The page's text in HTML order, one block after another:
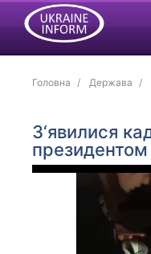
Головна Держава
З‘явилися
президентом